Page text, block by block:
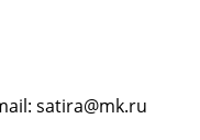
satira@mk.ru